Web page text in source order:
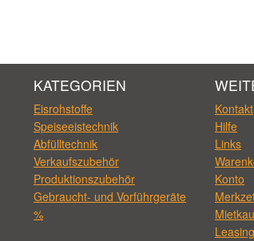
KATEGORIEN
Eisrohstoffe
Speiseeistechnik
Abfülltechnik
Verkaufszubehör
Produktionszubehör
Gebraucht- und Vorführgeräte
%
Kontakt
Hilfe
Links
Konto